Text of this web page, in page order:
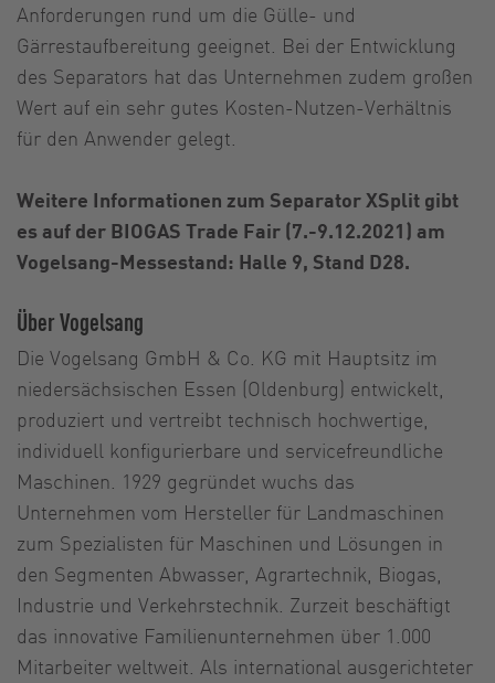
Anforderungen rund um die Gülle- und
Gärrestaufbereitung geeignet. Bei der Entwicklung
des Separators hat das Unternehmen zudem großen
Wert auf ein sehr gutes Kosten-Nutzen-Verhältnis
für den Anwender gelegt.
Weitere Informationen zum Separator XSplit gibt
es auf der BIOGAS Trade Fair (7.-9.12.2021) am
Vogelsang-Messestand: Halle 9, Stand D28.
Über Vogelsang
Die Vogelsang GmbH & Co. KG mit Hauptsitz im
niedersächsischen Essen (Oldenburg) entwickelt,
produziert und vertreibt technisch hochwertige,
individuell konfigurierbare und servicefreundliche
Maschinen. 1929 gegründet wuchs das
Unternehmen vom Hersteller für Landmaschinen
zum Spezialisten für Maschinen und Lösungen in
den Segmenten Abwasser, Agrartechnik, Biogas,
Industrie und Verkehrstechnik. Zurzeit beschäftigt
das innovative Familienunternehmen über 1.000
Mitarbeiter weltweit. Als international ausgerichteter